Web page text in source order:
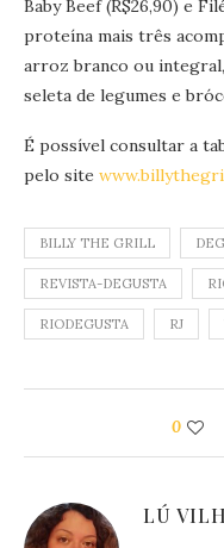
Baby Beef (R$26,90) e
proteína mais três
arroz branco ou integral,
seleta de legumes e
É possível consultar a
pelo site
BILLY THE GRILL
REVISTA-DEGUSTA
RIODEGUSTA RJ
0
LÚ